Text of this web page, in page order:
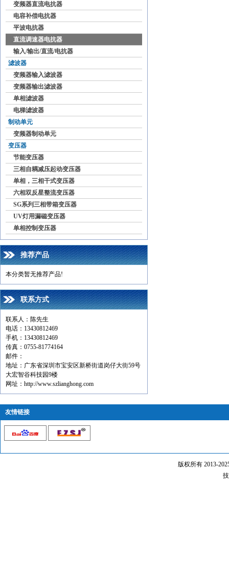
变频器直流电抗器
电容补偿电抗器
平波电抗器
直流调速器电抗器
输入/输出/直流/电抗器
滤波器
变频器输入滤波器
变频器输出滤波器
单相滤波器
电梯滤波器
制动单元
变频器制动单元
变压器
节能变压器
三相自耦减压起动变压器
单相，三相干式变压器
六相双反星整流变压器
SG系列三相带箱变压器
UV灯用漏磁变压器
单相控制变压器
推荐产品
本分类暂无推荐产品!
联系方式
联系人：陈先生
电话：13430812469
手机：13430812469
传真：0755-81774164
邮件：
地址：广东省深圳市宝安区新桥街道岗仔大街59号
大宏智谷科技园9楼
网址：http://www.szlianghong.com
友情链接
版权所有 2013-